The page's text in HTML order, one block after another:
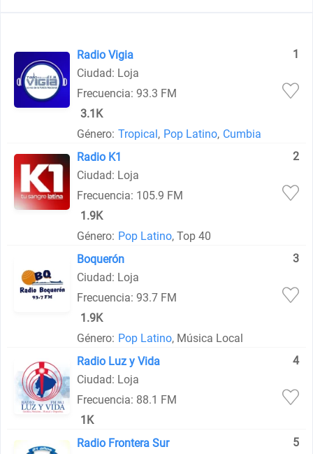
Radio Vigia
1
Ciudad: Loja
Frecuencia: 93.3 FM
3.1K
Género: Tropical, Pop Latino, Cumbia
Radio K1
2
Ciudad: Loja
Frecuencia: 105.9 FM
1.9K
Género: Pop Latino, Top 40
Boquerón
3
Ciudad: Loja
Frecuencia: 93.7 FM
1.9K
Género: Pop Latino, Música Local
Radio Luz y Vida
4
Ciudad: Loja
Frecuencia: 88.1 FM
1K
Radio Frontera Sur
5